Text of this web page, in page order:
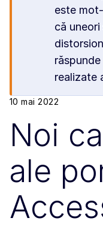
este
că
realizate
10 mai 2022
Noi
ale